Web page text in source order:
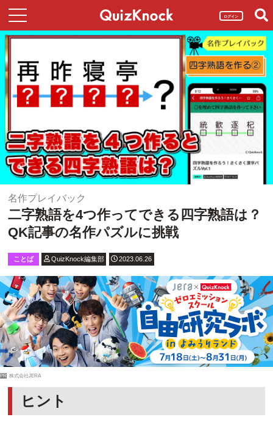
ログイン
名作プレイバック
二字熟語を4つ作ってできる四字熟語は？
QK記事の名作パズルに挑戦
ことば QuizKnock編集部 2023.06.26
PR 株式会社JERA
ヒント